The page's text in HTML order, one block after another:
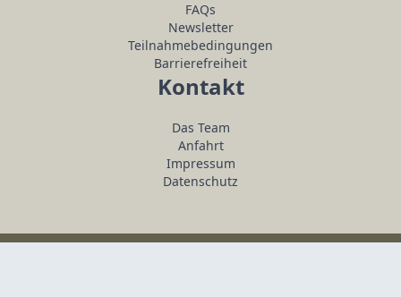
FAQs
Newsletter
Teilnahmebedingungen
Barrierefreiheit
Kontakt
Das Team
Anfahrt
Impressum
Datenschutz